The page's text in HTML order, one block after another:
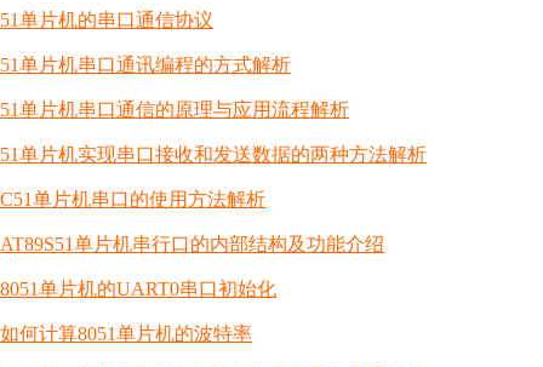
51单片机的串口通信协议
51单片机串口通讯编程的方式解析
51单片机串口通信的原理与应用流程解析
51单片机实现串口接收和发送数据的两种方法解析
C51单片机串口的使用方法解析
AT89S51单片机串行口的内部结构及功能介绍
8051单片机的UART0串口初始化
如何计算8051单片机的波特率